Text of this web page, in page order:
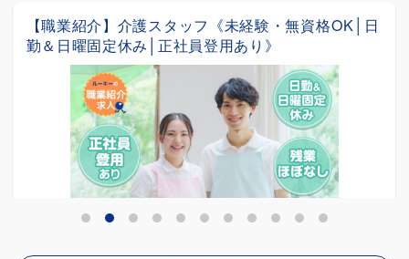
業紹介】介護スタッフ《未経験・無資格OK│日
日曜固定休み│正社員登用あり》
【